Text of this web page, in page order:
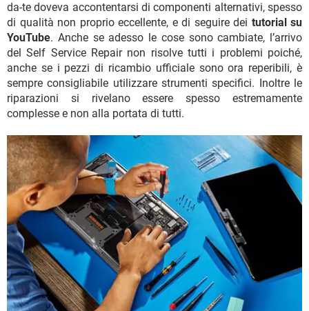
da-te doveva accontentarsi di componenti alternativi, spesso
di qualità non proprio eccellente, e di seguire dei tutorial su
YouTube. Anche se adesso le cose sono cambiate, l’arrivo
del Self Service Repair non risolve tutti i problemi poiché,
anche se i pezzi di ricambio ufficiale sono ora reperibili, è
sempre consigliabile utilizzare strumenti specifici. Inoltre le
riparazioni si rivelano essere spesso estremamente
complesse e non alla portata di tutti.